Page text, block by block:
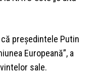
președintele Putin
Europeană”, a
sale.